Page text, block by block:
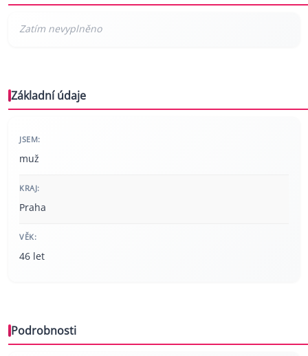
Základní údaje
JSEM:
muž
KRAJ:
Praha
VĚK:
46 let
Podrobnosti